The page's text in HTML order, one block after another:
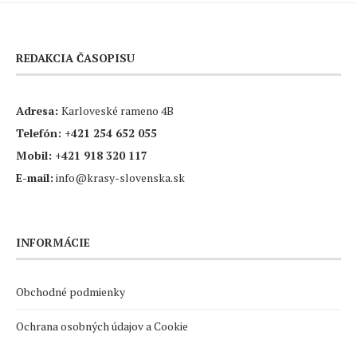
REDAKCIA ČASOPISU
Adresa: Karloveské rameno 4B
Telefón: +421 254 652 055
Mobil: +421 918 320 117
E-mail: info@krasy-slovenska.sk
INFORMÁCIE
Obchodné podmienky
Ochrana osobných údajov a Cookie